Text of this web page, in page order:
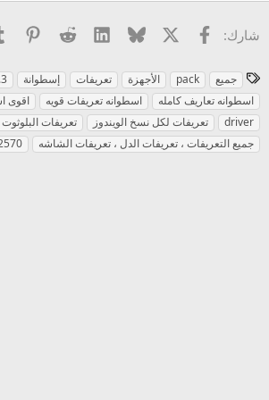
شارك: فيسبوك Bluesky
LinkedIn
Reddit
ا
ل
و
س
و
جميع pack الأجهزة تعريفات إسطوانة
اسطوانه تعاريف كامله
اسطوانه تعريفات قويه
اقوى
driver
تعريفات لكل نسخ الويندوز تعريفات البلوثوت
جميع التعريفات ، تعريفات الدل ، تعريفات الشاشه